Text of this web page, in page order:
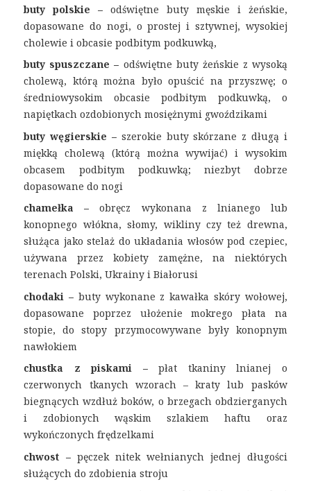
buty polskie –odświętne buty męskie i żeńskie,
dopasowane do nogi, o prostej i sztywnej, wysokiej
cholewie i obcasie podbitym podkuwką,
buty spuszczane – odświętne buty żeńskie z wysoką
cholewą, którą można było opuścić na przyszwę; o
średniowysokim obcasie podbitym podkuwką, o
napiętkach ozdobionych mosiężnymi gwoździkami
buty węgierskie – szerokie buty skórzane z długą i
miękką cholewą (którą można wywijać) i wysokim
obcasem podbitym podkuwką; niezbyt dobrze
dopasowane do nogi
chamełka – obręcz wykonana z lnianego lub
konopnego włókna, słomy, wikliny czy też drewna,
służąca jako stelaż do układania włosów pod czepiec,
używana przez kobiety zamężne, na niektórych
terenach Polski, Ukrainy i Białorusi
chodaki – buty wykonane z kawałka skóry wołowej,
dopasowane poprzez ułożenie mokrego płata na
stopie, do stopy przymocowywane były konopnym
nawłokiem
chustka z piskami –płat tkaniny lnianej o
czerwonych tkanych wzorach – kraty lub pasków
biegnących wzdłuż boków, o brzegach obdzierganych
i zdobionych wąskim szlakiem haftu oraz
wykończonych frędzelkami
chwost – pęczek nitek wełnianych jednej długości
służących do zdobienia stroju